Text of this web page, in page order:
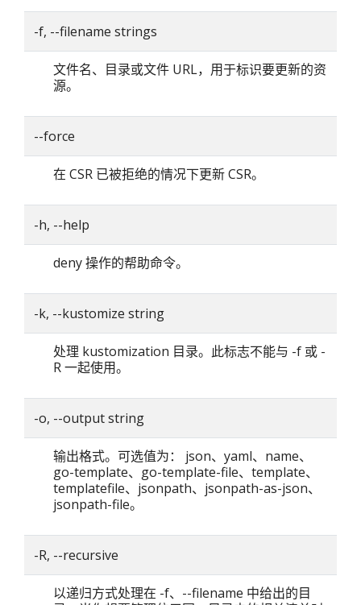
-f, --filename strings
文件名、目录或文件 URL，用于标识要更新的资
源。
--force
在 CSR 已被拒绝的情况下更新 CSR。
-h, --help
deny 操作的帮助命令。
-k, --kustomize string
处理 kustomization 目录。此标志不能与 -f 或 -
R 一起使用。
-o, --output string
输出格式。可选值为： json、yaml、name、
go-template、go-template-file、template、
templatefile、jsonpath、jsonpath-as-json、
jsonpath-file。
-R, --recursive
以递归方式处理在 -f、--filename 中给出的目